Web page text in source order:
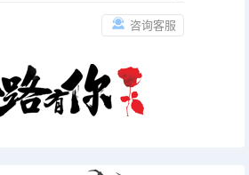
咨询客服